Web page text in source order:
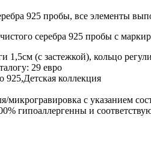
925 пробы, все элементы
серебра 925 пробы с
1,5см (с застежкой), кольцо
29 евро
925,Детская коллекция
микрогравировка с указанием
гипоаллергенны и